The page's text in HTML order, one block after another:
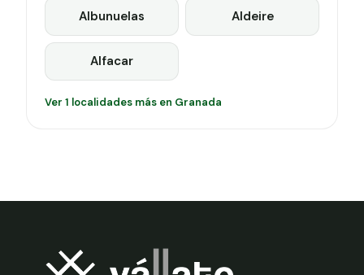
Albunuelas Aldeire
Alfacar
Ver 1 localidades más en Granada